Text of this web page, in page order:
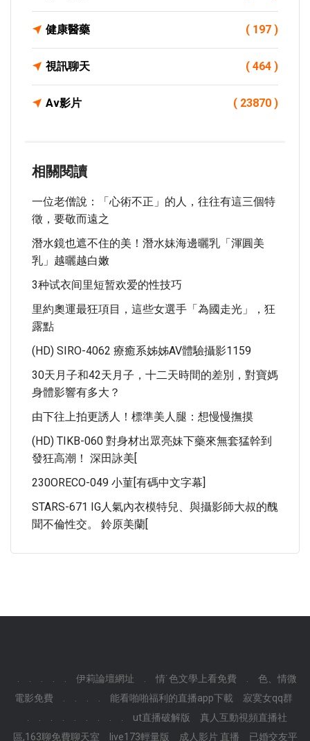
健康醫藥 ( 197 )
視訊聊天 ( 464 )
Av影片 ( 23870 )
相關閱讀
一位老僧說：「心術不正」的人，往往有這三個特
徵，要敬而遠之
潛水鏡也遮不住的美！潛水妹海邊曬乳「渾圓美
乳」越曬越白嫩
3种试衣间里短暂欢爱的性技巧
里約奧運最狂項目，這些女選手「為國走光」，狂
露點
(HD) SIRO-4062 療癒系姊姊AV體驗攝影1159
30天月子和42天月子，十二天時間的差別，對寶媽
身體影響有多大？
由下往上拍更誘人！標準美人腿：想慢慢撫摸
(HD) TIKB-060 對身材出眾亮妹下藥來無套猛幹到
發狂高潮！ 深田詠美[
230ORECO-049 小菫[有碼中文字幕]
STARS-671 IG人氣內衣模特兒、與攝影師大叔的醜
聞不倫性交。 鈴原美蘭[
伊莉論壇網址 情˙色文學上看免費
色、情微
電影免費
能看啪啪福利的直播app下載
寂寞女qq群
ut直播破解版
真人互動視頻直播社
區,163聊免費聊天室
live173輕量版 成人影片 直播 已婚交友平